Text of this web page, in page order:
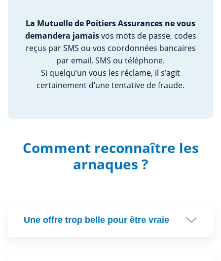
La Mutuelle de Poitiers Assurances ne vous
demandera jamaisvos mots de passe, codes
reçus par SMS ou vos coordonnées bancaires
par email, SMS ou téléphone.
Si quelqu’un vous les réclame, il s’agit
certainement d’une tentative de fraude.
Comment reconnaître les
arnaques ?
Une offre trop belle pour être vraie